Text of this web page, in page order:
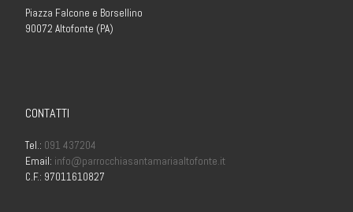
Piazza Falcone e Borsellino
90072 Altofonte (PA)
CONTATTI
Tel.: 091 437204
Email: info@parrocchiasantamariaaltofonte.it
C.F.: 97011610827